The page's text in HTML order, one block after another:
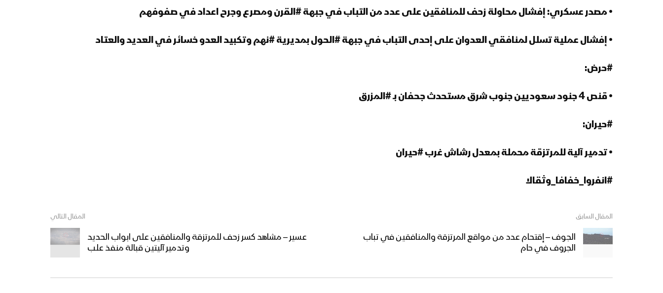
• مصدر عسكري: إفشال محاولة زحف للمنافقين على عدد من التباب في جبهة #القرن ومصرع وجرح اعداد في صفوفهم
• إفشال عملية تسلل لمنافقي العدوان على إحدى التباب في جبهة #الحول بمديرية #نهم وتكبيد العدو خسائر في العديد والعتاد
#حرض:
• قنص 4 جنود سعوديين جنوب شرق مستحدث جحفان بـ #المزرق
#حيران:
• تدمير آلية للمرتزقة محملة بمعدل رشاش غرب #حيران
#انفروا_خفافا_وثقالا
المقال السابق
الجوف – إقتحام عدد من مواقع المرتزقة والمنافقين في تباب
الجروف في حام
المقال التالي
عسير – مشاهد كسر زحف للمرتزقة والمنافقين على ابواب الحديد
وتدمير آليتين قبالة منفذ علب